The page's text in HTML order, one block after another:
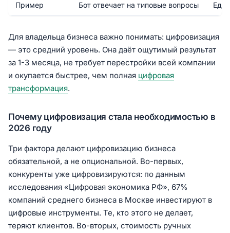
Пример Бот отвечает на типовые вопросы
Для владельца бизнеса важно понимать: цифровизация
— это средний уровень. Она даёт ощутимый результат
за 1-3 месяца, не требует перестройки всей компании
и окупается быстрее, чем полная цифровая
трансформация.
Почему цифровизация стала необходимостью в
2026 году
Три фактора делают цифровизацию бизнеса
обязательной, а не опциональной. Во-первых,
конкуренты уже цифровизируются: по данным
исследования «Цифровая экономика РФ», 67%
компаний среднего бизнеса в Москве инвестируют в
цифровые инструменты. Те, кто этого не делает,
теряют клиентов. Во-вторых, стоимость ручных